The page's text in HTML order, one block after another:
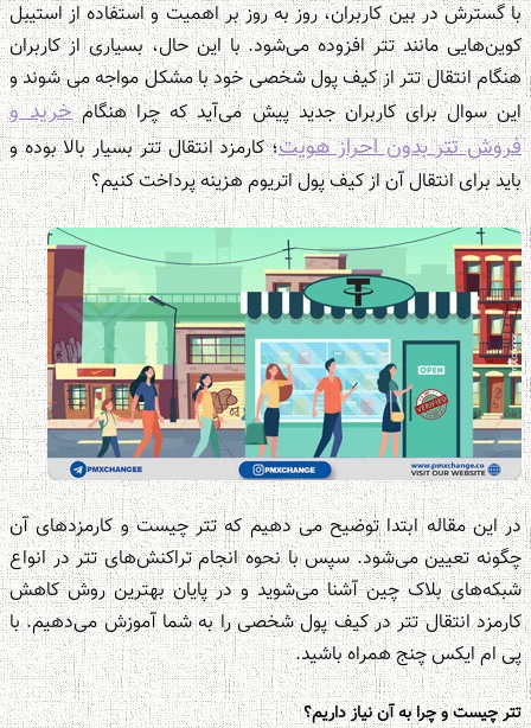
با گسترش در بین کاربران، روز به روز بر اهمیت و استفاده از استیبل
کوین‌هایی مانند تتر افزوده می‌شود. با این حال، بسیاری از کاربران
هنگام انتقال تتر از کیف پول شخصی خود با مشکل مواجه می شوند و
این سوال برای کاربران جدید پیش می‌آید که چرا هنگامخرید و
فروش تتر بدون احراز هویت؛ کارمزد انتقال تتر بسیار بالا بوده و
باید برای انتقال آن از کیف پول اتریوم هزینه پرداخت کنیم؟
در این مقاله ابتدا توضیح می دهیم که تتر چیست و کارمزدهای آن
چگونه تعیین می‌شود. سپس با نحوه انجام تراکنش‌های تتر در انواع
شبکه‌های بلاک چین آشنا می‌شوید و در پایان بهترین روش کاهش
کارمزد انتقال تتر در کیف پول شخصی را به شما آموزش می‌دهیم. با
پی ام ایکس چنج همراه باشید.
تتر چیست و چرا به آن نیاز داریم؟